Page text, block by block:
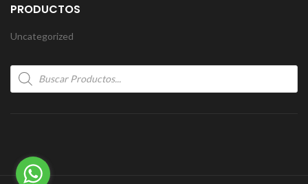
PRODUCTOS
Uncategorized
Products
search